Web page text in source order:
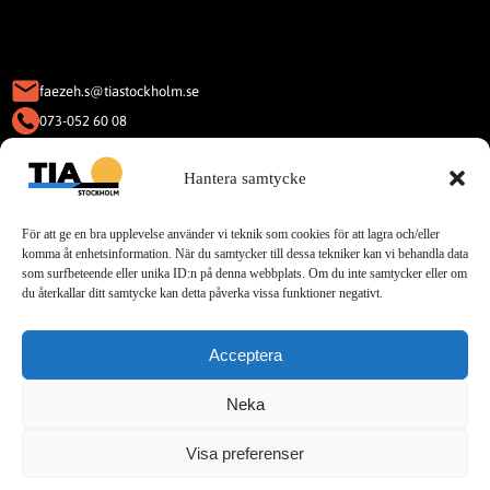
Hantera samtycke
För att ge en bra upplevelse använder vi teknik som cookies för att lagra och/eller
komma åt enhetsinformation. När du samtycker till dessa tekniker kan vi behandla data
som surfbeteende eller unika ID:n på denna webbplats. Om du inte samtycker eller om
du återkallar ditt samtycke kan detta påverka vissa funktioner negativt.
Acceptera
Neka
Visa preferenser
faezeh.s@tiastockholm.se
073-052 60 08
KAKOR (COOKIES)
Denna webbplats använder Kakor
Läs vår integritetspolicy för cookies.
Sociala Medier
Telegram
© 2025 TIA. All rights reserved.